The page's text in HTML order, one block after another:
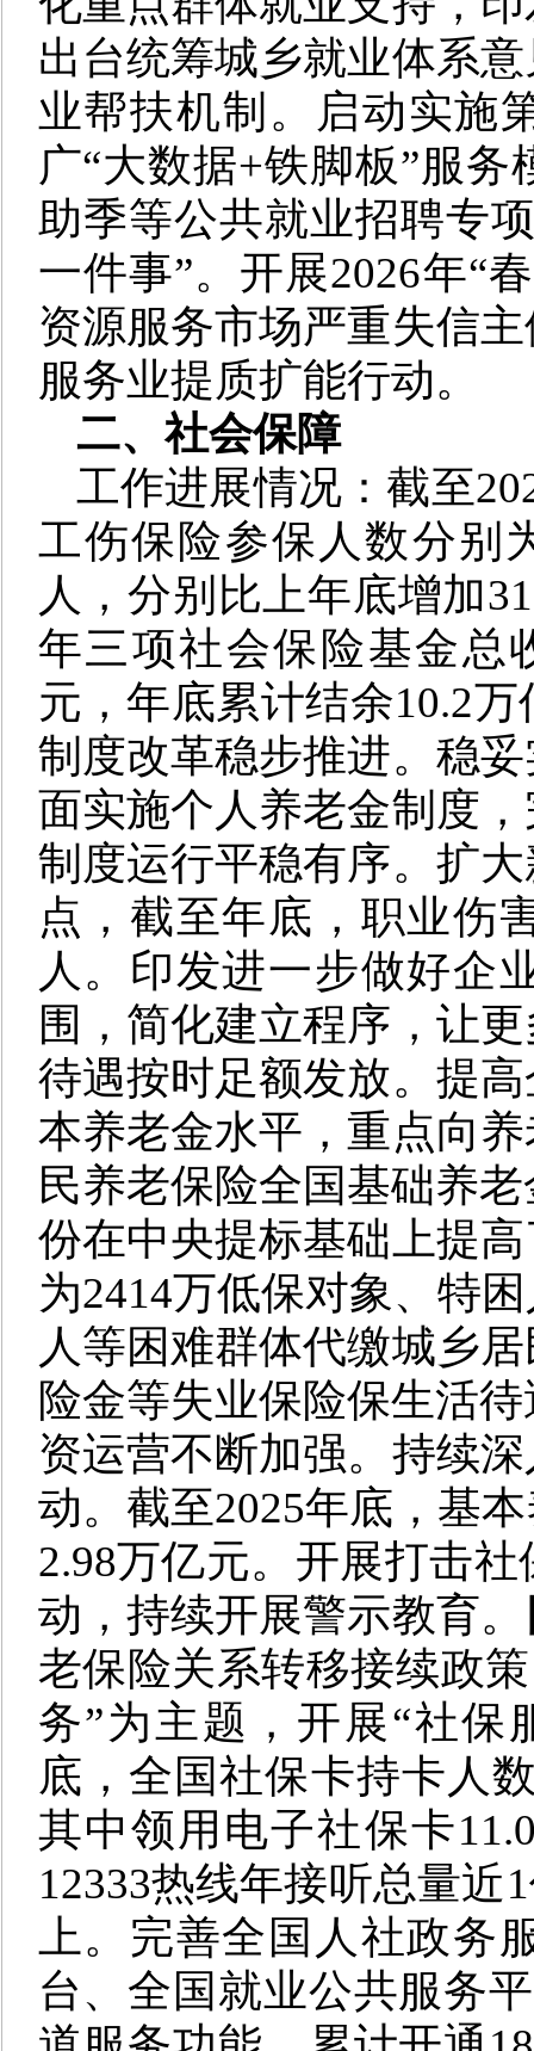
出台统筹城乡就业体系
业帮扶机制。启动实施
广“大数据+铁脚板”服
助季等公共就业招聘专
一件事”。开展2026年“
资源服务市场严重失信
服务业提质扩能行动。
二、社会保障
工作进展情况：截至
工伤保险参保人数分别
人，分别比上年底增加
年三项社会保险基金总
元，年底累计结余10.2
制度改革稳步推进。稳
面实施个人养老金制度
制度运行平稳有序。扩
点，截至年底，职业伤
人。印发进一步做好企
围，简化建立程序，让
待遇按时足额发放。提
本养老金水平，重点向
民养老保险全国基础养
份在中央提标基础上提
为2414万低保对象、特
人等困难群体代缴城乡
险金等失业保险保生活
资运营不断加强。持续
动。截至2025年底，基
2.98万亿元。开展打击
动，持续开展警示教育。
老保险关系转移接续政
务”为主题，开展“社保
底，全国社保卡持卡人
其中领用电子社保卡
12333热线年接听总量近
上。完善全国人社政务
台、全国就业公共服务